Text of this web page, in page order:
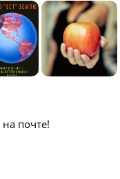
почте!